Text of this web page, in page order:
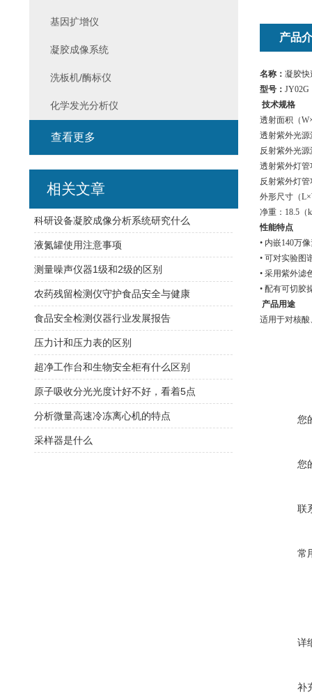
产品
名称： 凝胶快
型号： JY02G
技术规格
透射面积（
透射紫外光源
反射紫外光源
透射紫外灯管
反射紫外灯管
外形尺寸（
净重：18.5（
性能特点
• 内嵌140万
• 可对实验图
• 采用紫外滤
• 配有可切胶
产品用途
适用于对核
您
您
联
常
详
补
基因扩增仪
凝胶成像系统
洗板机/酶标仪
化学发光分析仪
查看更多
相关文章
科研设备凝胶成像分析系统研究什么
液氮罐使用注意事项
测量噪声仪器1级和2级的区别
农药残留检测仪守护食品安全与健康
食品安全检测仪器行业发展报告
压力计和压力表的区别
超净工作台和生物安全柜有什么区别
原子吸收分光光度计好不好，看着5点
分析微量高速冷冻离心机的特点
采样器是什么